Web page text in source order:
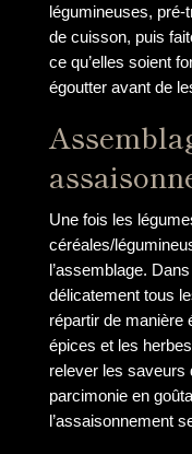
légumineuses, pré-
de cuisson, puis
ce qu’elles soient
égoutter avant de
Une fois les
céréales/
l’assemblage.
délicatement tous
répartir de manière
épices et les
relever les saveurs
parcimonie en
l’assaisonnement